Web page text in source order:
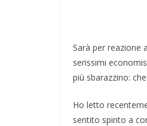
Sarà per reazione
serissimi
più sbarazzino:
Ho letto
sentito spinto a